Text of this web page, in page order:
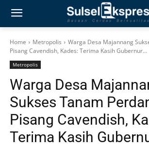
Home Metropolis
Warga Desa Majannang
Pisang Cavendish, Kades: Terima Kasih Gubernur...
Metropolis
Warga Desa
Sukses Tanam
Pisang Cavendish,
Terima Kasih